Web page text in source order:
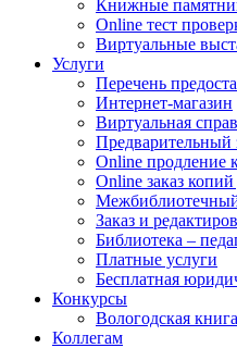
Книжные
Online тест
Виртуальные
Услуги
Перечень
Интернет-магазин
Виртуальная
Предварительный
Online продление
Online заказ
Заказ и
Библиотека –
Платные услуги
Бесплатная
Конкурсы
Вологодская
Коллегам